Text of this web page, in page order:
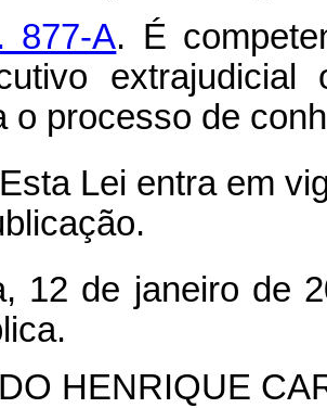
877-A. É
o processo de
Esta Lei entra em
12 de janeiro de
HENRIQUE